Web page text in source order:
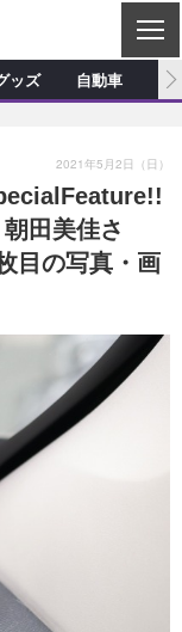
C
L
S
E
ョップ訪問記
モカー製作記
マイズ新製品情報
ッズ新製品情報
ッズ 自動車
田美佳さ
の写真・画
2021年5月2日（日）